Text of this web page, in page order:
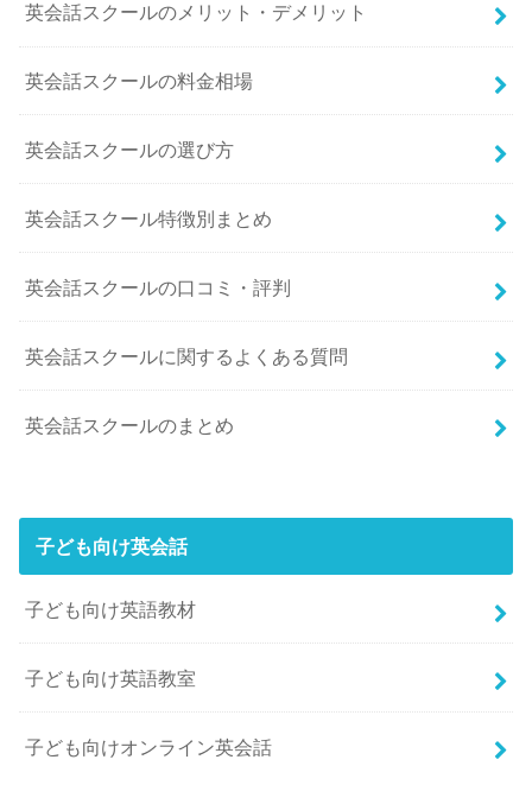
英会話スクールのメリット・デメリット
英会話スクールの料金相場
英会話スクールの選び方
英会話スクール特徴別まとめ
英会話スクールの口コミ・評判
英会話スクールに関するよくある質問
英会話スクールのまとめ
子ども向け英会話
子ども向け英語教材
子ども向け英語教室
子ども向けオンライン英会話